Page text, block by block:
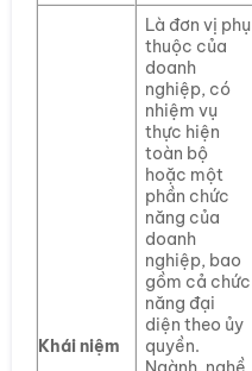
Khái niệm
Là đơn vị phụ
thuộc của
doanh
nghiệp, có
nhiệm vụ
thực hiện
toàn bộ
hoặc một
phần chức
năng của
doanh
nghiệp, bao
gồm cả chức
năng đại
diện theo ủy
quyền.